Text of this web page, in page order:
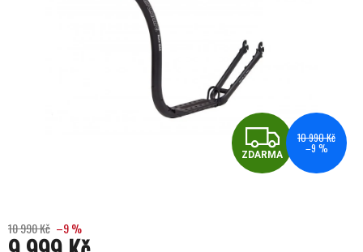
ZDARMA
10 990 Kč
–9 %
10 990 Kč –9 %